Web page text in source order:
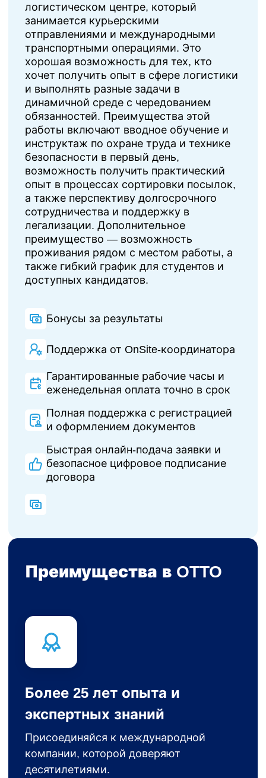
логистическом центре, который
занимается курьерскими
отправлениями и международными
транспортными операциями. Это
хорошая возможность для тех, кто
хочет получить опыт в сфере логистики
и выполнять разные задачи в
динамичной среде с чередованием
обязанностей. Преимущества этой
работы включают вводное обучение и
инструктаж по охране труда и технике
безопасности в первый день,
возможность получить практический
опыт в процессах сортировки посылок,
а также перспективу долгосрочного
сотрудничества и поддержку в
легализации. Дополнительное
преимущество — возможность
проживания рядом с местом работы, а
также гибкий график для студентов и
доступных кандидатов.
Бонусы за результаты
Поддержка от OnSite-координатора
Гарантированные рабочие часы и
еженедельная оплата точно в срок
Полная поддержка с регистрацией
и оформлением документов
Быстрая онлайн-подача заявки и
безопасное цифровое подписание
договора
Преимущества в OTTO
Более 25 лет опыта и
экспертных знаний
Присоединяйся к международной
компании, которой доверяют
десятилетиями.